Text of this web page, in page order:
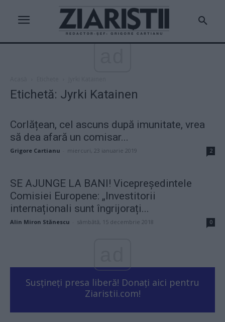
Etichetă: Jyrki Katainen
Corlățean, cel ascuns după imunitate, vrea
să dea afară un comisar...
Grigore Cartianu miercuri, 23 ianuarie 2019 2
SE AJUNGE LA BANI! Vicepreședintele
Comisiei Europene: „Investitorii
internaționali sunt îngrijorați...
Alin Miron Stănescu sâmbătă, 15 decembrie 2018 0
Susțineți presa liberă! Donați aici pentru
Ziaristii.com!